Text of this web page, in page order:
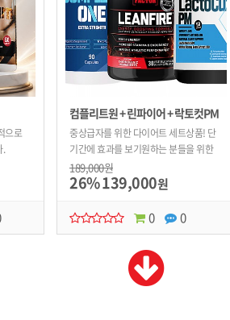
으로
.
컴플리트원 + 린파이어 + 락토컷PM
중상급자를 위한 다이어트 세트상품! 단
기간에 효과를 보기원하는 분들을 위한
최애템의 조합
189,000원
26%139,000원
0
0